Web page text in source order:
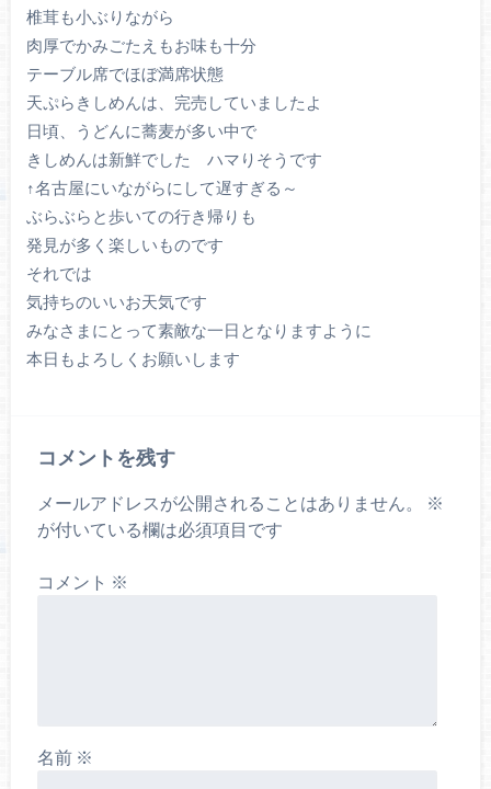
椎茸も小ぶりながら
肉厚でかみごたえもお味も十分
テーブル席でほぼ満席状態
天ぷらきしめんは、完売していましたよ
日頃、うどんに蕎麦が多い中で
きしめんは新鮮でした ハマりそうです
↑名古屋にいながらにして遅すぎる～
ぶらぶらと歩いての行き帰りも
発見が多く楽しいものです
それでは
気持ちのいいお天気です
みなさまにとって素敵な一日となりますように
本日もよろしくお願いします
コメントを残す
メールアドレスが公開されることはありません。
※
が付いている欄は必須項目です
コメント ※
名前 ※